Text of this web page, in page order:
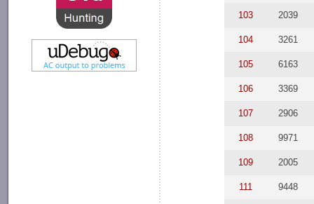
103 2039
104 3261
105 6163
106 3369
107 2906
108 9971
109 2005
111 9448